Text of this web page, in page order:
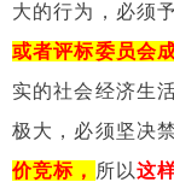
大的行为，必须
或者评标委员会
实的社会经济生
极大，必须坚决
价竞标， 所以这